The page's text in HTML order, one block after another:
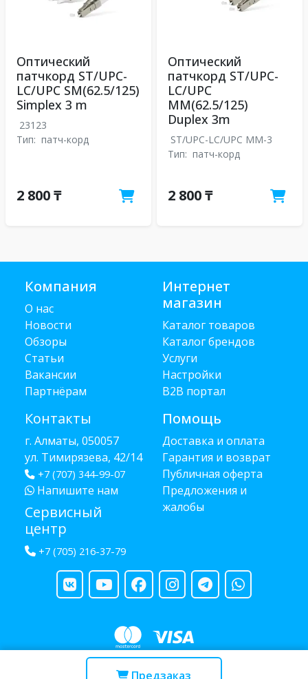
Предзаказ
Оптический
патчкорд ST/UPC-
LC/UPC SM(62.5/125)
Simplex 3 m
23123
Тип: патч-корд
2 800 ₸
Оптический
патчкорд ST/UPC-
LC/UPC
MM(62.5/125)
Duplex 3m
ST/UPC-LC/UPC MM-3
Тип: патч-корд
2 800 ₸
Компания
О нас
Новости
Обзоры
Статьи
Вакансии
Партнёрам
Контакты
г. Алматы, 050057
ул. Тимирязева, 42/14
+7 (707) 344-99-07
Напишите нам
Сервисный
центр
+7 (705) 216-37-79
Интернет
магазин
Каталог товаров
Каталог брендов
Услуги
Настройки
B2B портал
Помощь
Доставка и оплата
Гарантия и возврат
Публичная оферта
Предложения и
жалобы
Copyright © 2013 - 2026 RUBA - разработано